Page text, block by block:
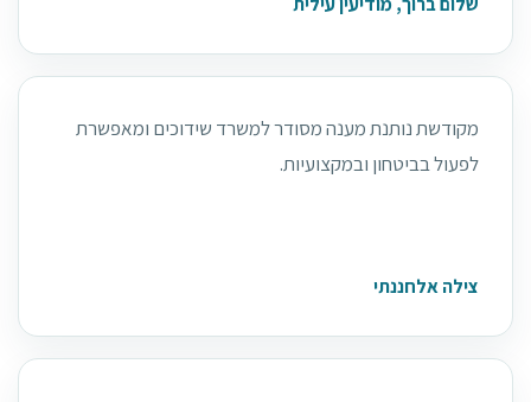
מקודשת נותנת מענה מסודר למשרד שידוכים ומאפשרת
לפעול בביטחון ובמקצועיות.
צילה אלחננתי